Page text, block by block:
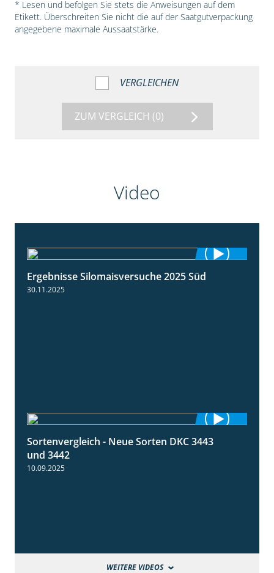
* Lesen und befolgen Sie stets die Anweisungen auf dem
Etikett. Überschreiten Sie nicht die auf der Saatgutverpackung
angegebene maximale Aussaatstärke.
VERGLEICHEN
ZUM VERGLEICH (0)
Video
Ergebnisse Silomaisversuche 2025 Süd
30.11.2025
1:59
Sortenvergleich - Neue Sorten DKC 3443
und 3442
10.09.2025
WEITERE VIDEOS